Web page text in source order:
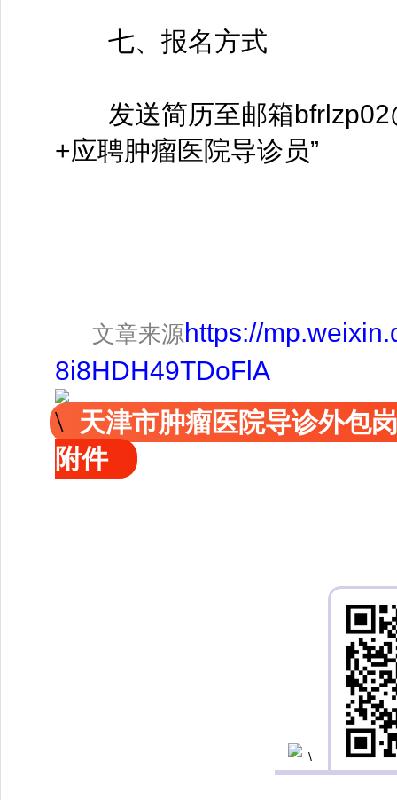
七、报名方式
发送简历至邮箱
+应聘肿瘤医院导诊员”
文章来源https://
8i8HDH49TDoFlA
天津市肿瘤医院导诊外包
附件